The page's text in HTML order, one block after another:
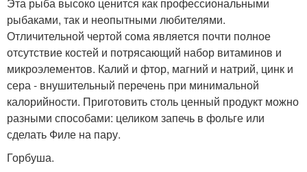
Эта рыба высоко ценится как профессиональными
рыбаками, так и неопытными любителями.
Отличительной чертой сома является почти полное
отсутствие костей и потрясающий набор витаминов и
микроэлементов. Калий и фтор, магний и натрий, цинк и
сера - внушительный перечень при минимальной
калорийности. Приготовить столь ценный продукт можно
разными способами: целиком запечь в фольге или
сделать Филе на пару.
Горбуша.